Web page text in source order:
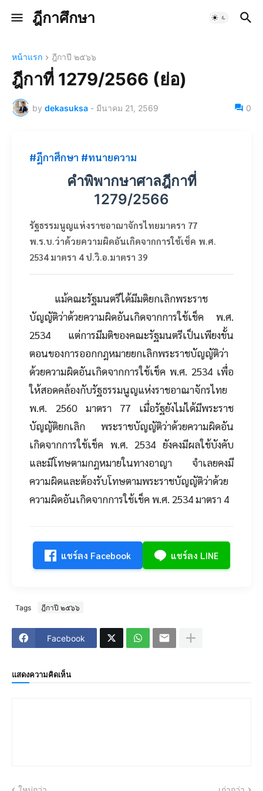
ฎีกาศึกษา
หน้าแรก ฎีกาปี ๒๕๖๖
ฎีกาที่ 1279/2566 (ย่อ)
by dekasuksa - มีนาคม 21, 2569 0
#ฎีกาศึกษา #ทนายความ
คำพิพากษาศาลฎีกาที่
1279/2566
รัฐธรรมนูญแห่งราชอาณาจักรไทยมาตรา 77
พ.ร.บ.ว่าด้วยความผิดอันเกิดจากการใช้เช็ค พ.ศ.
2534 มาตรา 4 ป.วิ.อ.มาตรา 39
แม้คณะรัฐมนตรีได้มีมติยกเลิกพระราช
บัญญัติว่าด้วยความผิดอันเกิดจากการใช้เช็ค พ.ศ.
2534 แต่การมีมติของคณะรัฐมนตรีเป็นเพียงขั้น
ตอนของการออกกฎหมายยกเลิกพระราชบัญญัติว่า
ด้วยความผิดอันเกิดจากการใช้เช็ค พ.ศ. 2534 เพื่อ
ให้สอดคล้องกับรัฐธรรมนูญแห่งราชอาณาจักรไทย
พ.ศ. 2560 มาตรา 77 เมื่อรัฐยังไม่ได้มีพระราช
บัญญัติยกเลิก พระราชบัญญัติว่าด้วยความผิดอัน
เกิดจากการใช้เช็ค พ.ศ. 2534 ยังคงมีผลใช้บังคับ
และมีโทษตามกฎหมายในทางอาญา จำเลยคงมี
ความผิดและต้องรับโทษตามพระราชบัญญัติว่าด้วย
ความผิดอันเกิดจากการใช้เช็ค พ.ศ. 2534 มาตรา 4
แชร์ลง Facebook แชร์ลง LINE
Tags ฎีกาปี ๒๕๖๖
Facebook
แสดงความคิดเห็น